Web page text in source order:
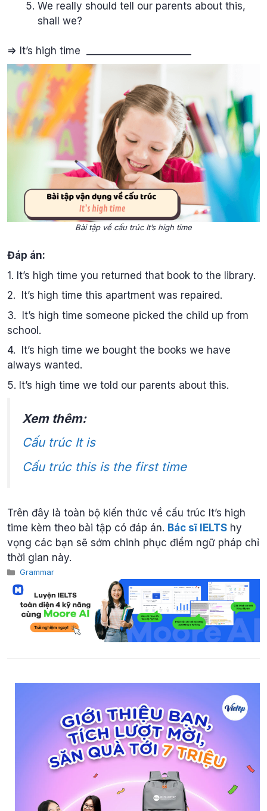
We really should tell our parents about this,
shall we?
=> It’s high time ______________________
Bài tập về cấu trúc It’s high time
Đáp án:
1. It’s high time you returned that book to the library.
2. It’s high time this apartment was repaired.
3. It’s high time someone picked the child up from
school.
4. It’s high time we bought the books we have
always wanted.
5. It’s high time we told our parents about this.
Xem thêm:
Cấu trúc It is
Cấu trúc this is the first time
Trên đây là toàn bộ kiến thức về cấu trúc It’s high
time kèm theo bài tập có đáp án. Bác sĩ IELTS hy
vọng các bạn sẽ sớm chinh phục điểm ngữ pháp chỉ
thời gian này.
Categories
Grammar